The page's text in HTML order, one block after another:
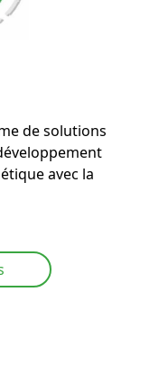
de solutions
avec la